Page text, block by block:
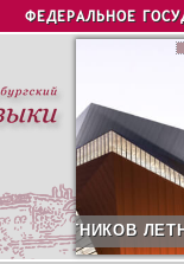
ФЕДЕРАЛЬНОЕ
СИРИУС 12